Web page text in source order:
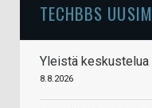
TECHBBS
Yleistä
8.8.2026